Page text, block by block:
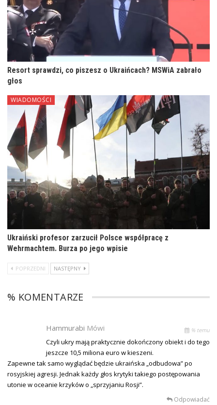
Resort sprawdzi, co piszesz o Ukraińcach? MSWiA zabrało
głos
WIADOMOŚCI
Ukraiński profesor zarzucił Polsce współpracę z
Wehrmachtem. Burza po jego wpisie
POPRZEDNI NASTĘPNY
% KOMENTARZE
Hammurabi Mówi % temu
Czyli ukry mają praktycznie dokończony obiekt i do tego
jeszcze 10,5 miliona euro w kieszeni.
Zapewne tak samo wyglądać będzie ukraińska „odbudowa” po
rosyjskiej agresji. Jednak każdy głos krytyki takiego postępowania
utonie w oceanie krzyków o „sprzyjaniu Rosji”.
Odpowiadać